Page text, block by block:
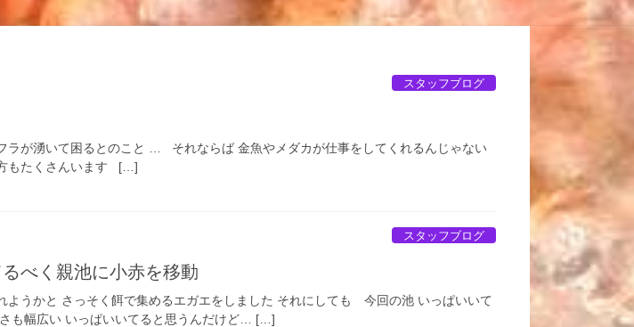
スタッフブログ
ラが湧いて困るとのこと … それならば 金魚やメダカが仕事をしてくれるんじゃない
もたくさんいます […]
スタッフブログ
べく親池に小赤を移動
ようかと さっそく餌で集めるエガエをしました それにしても 今回の池 いっぱいいて
も幅広い いっぱいいてると思うんだけど… […]